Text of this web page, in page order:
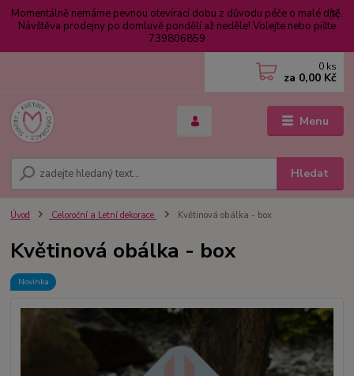
Momentálně nemáme pevnou otevírací dobu z důvodu péče o malé dítě.
Návštěva prodejny po domluvě pondělí až neděle! Volejte nebo pište
739806859
Menu
Hledat
0 ks
za 0,00 Kč
Úvod Celoroční a Letní dekorace Květinová obálka - box
Květinová obálka - box
Novinka